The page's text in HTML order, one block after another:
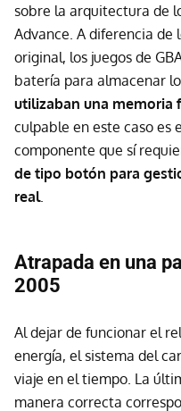
sobre la arquitectura de
Advance. A diferencia de
original, los juegos de
batería para almacenar
utilizaban una memoria
culpable en este caso es
componente que sí
de tipo botón para
real.
Atrapada en una
2005
Al dejar de funcionar el
energía, el sistema del
viaje en el tiempo. La
manera correcta